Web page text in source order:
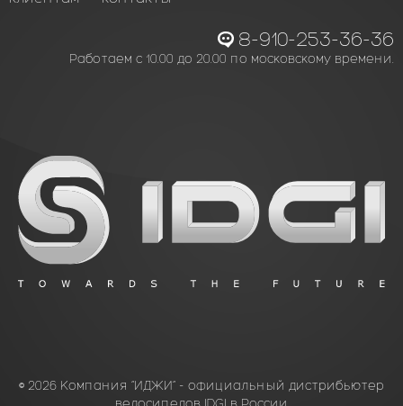
8-910-253-36-36
Работаем с 10.00 до 20.00 по московскому времени.
© 2026 Компания “ИДЖИ” - официальный дистрибьютер